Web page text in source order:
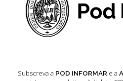
Eleições
2025
Subscreva a POD INFORMARe a